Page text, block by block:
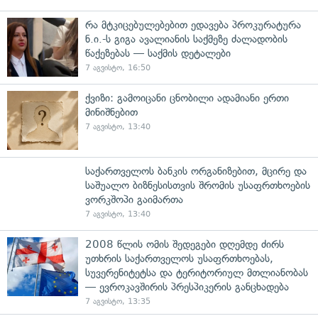
რა მტკიცებულებებით ედავება პროკურატურა
ნ.ი.-ს გიგა ავალიანის საქმეზე ძალადობის
წაქეზებას — საქმის დეტალები
7 აგვისტო, 16:50
ქვიზი: გამოიცანი ცნობილი ადამიანი ერთი
მინიშნებით
7 აგვისტო, 13:40
საქართველოს ბანკის ორგანიზებით, მცირე და
საშუალო ბიზნესისთვის შრომის უსაფრთხოების
ვორკშოპი გაიმართა
7 აგვისტო, 13:40
2008 წლის ომის შედეგები დღემდე ძირს
უთხრის საქართველოს უსაფრთხოებას,
სუვერენიტეტსა და ტერიტორიულ მთლიანობას
— ევროკავშირის პრესპიკერის განცხადება
7 აგვისტო, 13:35